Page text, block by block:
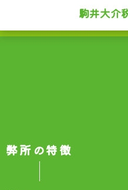
駒井大介
弊所の特徴